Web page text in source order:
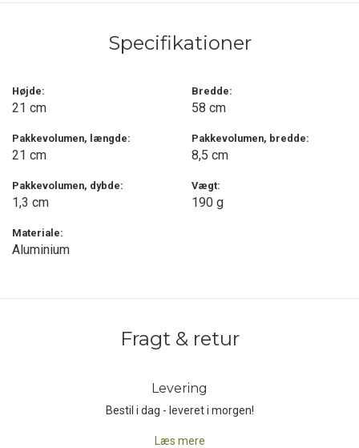
Specifikationer
Højde:
21 cm
Bredde:
58 cm
Pakkevolumen, længde:
21 cm
Pakkevolumen, bredde:
8,5 cm
Pakkevolumen, dybde:
1,3 cm
Vægt:
190 g
Materiale:
Aluminium
Fragt & retur
Levering
Bestil i dag - leveret i morgen!
Læs mere